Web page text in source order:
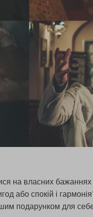
на власних
або спокій і
подарунком для